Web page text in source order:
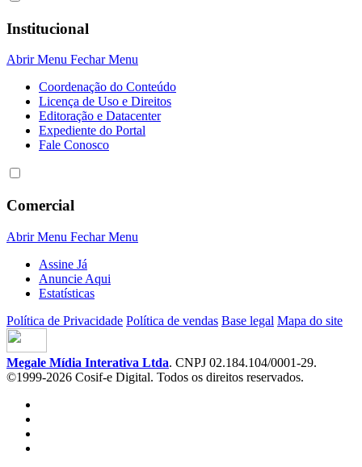
Institucional
Abrir Menu Fechar Menu
Coordenação do Conteúdo
Licença de Uso e Direitos
Editoração e Datacenter
Expediente do Portal
Fale Conosco
Comercial
Abrir Menu Fechar Menu
Assine Já
Anuncie Aqui
Estatísticas
Política de Privacidade Política de vendas Base legal Mapa do site
Megale Mídia Interativa Ltda. CNPJ 02.184.104/0001-29.
©1999-2026 Cosif-e Digital. Todos os direitos reservados.